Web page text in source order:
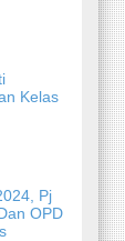
Kelas
Pj
OPD